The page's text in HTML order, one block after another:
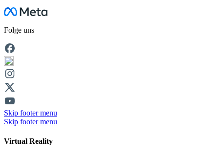
Facebook
Folge uns
Skip footer menu
Skip footer menu
Virtual Reality